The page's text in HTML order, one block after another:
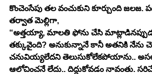
కొంచెంసేపు తల వంచుకుని కూర్చుంది
తర్వాత మెల్లిగా,
“అత్తయ్యా, మాలతి ఫోను చేసి
తక్కువైంది? అనుకున్నానే కానీ అతనికి నేను
చనువియ్యలేదని తెలుసుకోలేకపోయాను..
ఆలోచించనే లేదు.. దిద్దుకోవడం నావంతు.